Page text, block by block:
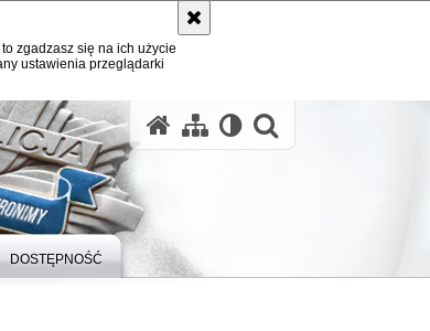
zgadzasz się na ich użycie
ustawienia przeglądarki
DOSTĘPNOŚĆ